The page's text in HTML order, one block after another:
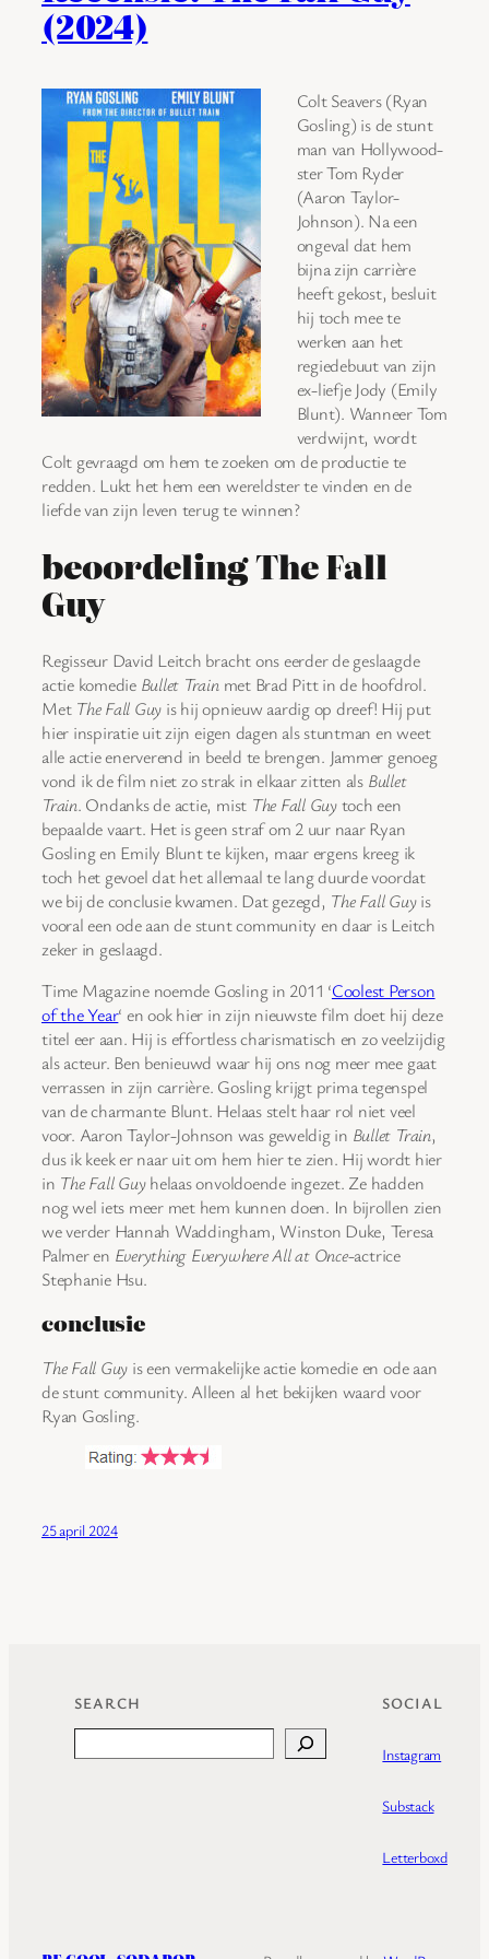
(2024)
Colt Seavers (Ryan
Gosling) is de stunt
man van Hollywood-
ster Tom Ryder
(Aaron Taylor-
Johnson). Na een
ongeval dat hem
bijna zijn carrière
heeft gekost, besluit
hij toch mee te
werken aan het
regiedebuut van zijn
ex-liefje Jody (Emily
Blunt). Wanneer Tom
verdwijnt, wordt
Colt gevraagd om hem te zoeken om de productie te
redden. Lukt het hem een wereldster te vinden en de
liefde van zijn leven terug te winnen?
beoordeling The Fall
Guy
Regisseur David Leitch bracht ons eerder de geslaagde
actie komedie Bullet Trainmet Brad Pitt in de hoofdrol.
Met The Fall Guy is hij opnieuw aardig op dreef! Hij put
hier inspiratie uit zijn eigen dagen als stuntman en weet
alle actie enerverend in beeld te brengen. Jammer genoeg
vond ik de film niet zo strak in elkaar zitten als Bullet
Train. Ondanks de actie, mist The Fall Guytoch een
bepaalde vaart. Het is geen straf om 2 uur naar Ryan
Gosling en Emily Blunt te kijken, maar ergens kreeg ik
toch het gevoel dat het allemaal te lang duurde voordat
we bij de conclusie kwamen. Dat gezegd, The Fall Guyis
vooral een ode aan de stunt community en daar is Leitch
zeker in geslaagd.
Time Magazine noemde Gosling in 2011 ‘Coolest Person
of the Year‘ en ook hier in zijn nieuwste film doet hij deze
titel eer aan. Hij is effortless charismatisch en zo veelzijdig
als acteur. Ben benieuwd waar hij ons nog meer mee gaat
verrassen in zijn carrière. Gosling krijgt prima tegenspel
van de charmante Blunt. Helaas stelt haar rol niet veel
voor. Aaron Taylor-Johnson was geweldig in Bullet Train,
dus ik keek er naar uit om hem hier te zien. Hij wordt hier
in The Fall Guyhelaas onvoldoende ingezet. Ze hadden
nog wel iets meer met hem kunnen doen. In bijrollen zien
we verder Hannah Waddingham, Winston Duke, Teresa
Palmer en Everything Everywhere All at Once-actrice
Stephanie Hsu.
conclusie
The Fall Guy is een vermakelijke actie komedie en ode aan
de stunt community. Alleen al het bekijken waard voor
Ryan Gosling.
25 april 2024
SEARCH SOCIAL
Instagram
Substack
Letterboxd